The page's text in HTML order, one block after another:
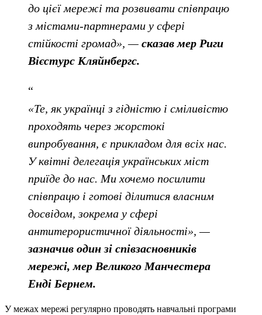
до цієї мережі та розвивати співпрацю
з містами-партнерами у сфері
стійкості громад», — сказав мер Риги
Вієстурс Кляйнбергс.
«Те, як українці з гідністю і сміливістю
проходять через жорстокі
випробування, є прикладом для всіх нас.
У квітні делегація українських міст
приїде до нас. Ми хочемо посилити
співпрацю і готові ділитися власним
досвідом, зокрема у сфері
антитерористичної діяльності», —
зазначив один зі співзасновників
мережі, мер Великого Манчестера
Енді Бернем.
У межах мережі регулярно проводять навчальні програми